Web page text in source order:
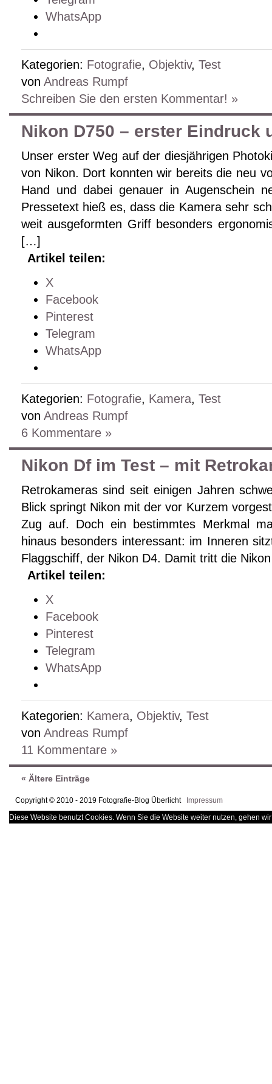
WhatsApp
Kategorien: Fotografie, Objektiv, Test
von Andreas Rumpf
Schreiben Sie den ersten Kommentar! »
Nikon D750 – erster Eindruck
Unser erster Weg auf der diesjährigen
von Nikon. Dort konnten wir bereits die neu
Hand und dabei genauer in Augenschein
Pressetext hieß es, dass die Kamera sehr
weit ausgeformten Griff besonders
[…]
Artikel teilen:
X
Facebook
Pinterest
Telegram
WhatsApp
Kategorien: Fotografie, Kamera, Test
von Andreas Rumpf
6 Kommentare »
Nikon Df im Test – mit
Retrokameras sind seit einigen Jahren
Blick springt Nikon mit der vor Kurzem
Zug auf. Doch ein bestimmtes Merkmal
hinaus besonders interessant: im Inneren
Flaggschiff, der Nikon D4. Damit tritt die
Artikel teilen:
X
Facebook
Pinterest
Telegram
WhatsApp
Kategorien: Kamera, Objektiv, Test
von Andreas Rumpf
11 Kommentare »
« Ältere Einträge
Copyright © 2010 - 2019 Fotografie-Blog Überlicht
Impressum
Diese Website benutzt Cookies. Wenn Sie die Website weiter nutzen, gehen